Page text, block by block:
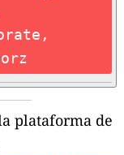
plataforma de